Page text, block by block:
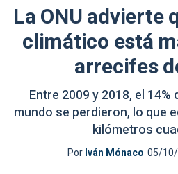
La ONU advierte
climático está
arrecifes
Entre 2009 y 2018, el
mundo se perdieron, lo que
kilómetros
PorIván Mónaco 05/10/